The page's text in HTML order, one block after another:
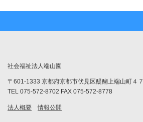
社会福祉法人端山園
〒601-1333 京都府京都市伏見区醍醐上端山町４７
TEL 075-572-8702 FAX 075-572-8778
法人概要 情報公開